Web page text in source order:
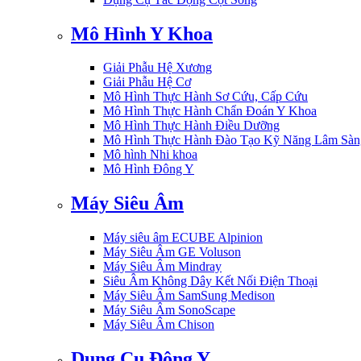
Mô Hình Y Khoa
Giải Phẫu Hệ Xương
Giải Phẫu Hệ Cơ
Mô Hình Thực Hành Sơ Cứu, Cấp Cứu
Mô Hình Thực Hành Chẩn Đoán Y Khoa
Mô Hình Thực Hành Điều Dưỡng
Mô Hình Thực Hành Đào Tạo Kỹ Năng Lâm
Mô hình Nhi khoa
Mô Hình Đông Y
Máy Siêu Âm
Máy siêu âm ECUBE Alpinion
Máy Siêu Âm GE Voluson
Máy Siêu Âm Mindray
Siêu Âm Không Dây Kết Nối Điện Thoại
Máy Siêu Âm SamSung Medison
Máy Siêu Âm SonoScape
Máy Siêu Âm Chison